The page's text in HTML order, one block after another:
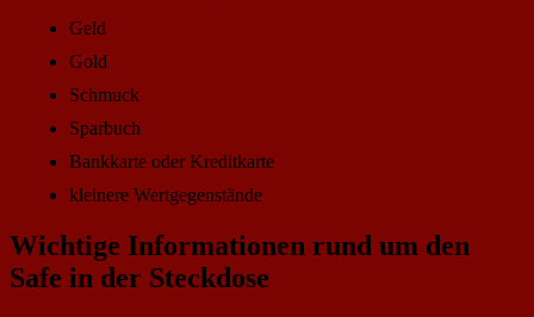
Geld
Gold
Schmuck
Sparbuch
Bankkarte oder Kreditkarte
kleinere Wertgegenstände
Wichtige Informationen rund um den
Safe in der Steckdose